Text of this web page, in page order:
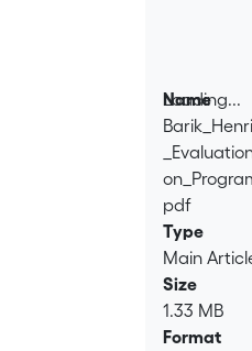
Loading...
Loading...
Name
pdf
Type
Main
Size
1.33 MB
Format